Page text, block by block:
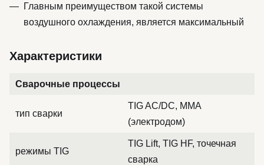
Главным преимуществом такой системы
воздушного охлаждения, является максимальный
Характеристики
Сварочные процессы
тип сварки
TIG AC/DC, MMA
(электродом)
режимы TIG
TIG Lift, TIG HF, точечная
сварка